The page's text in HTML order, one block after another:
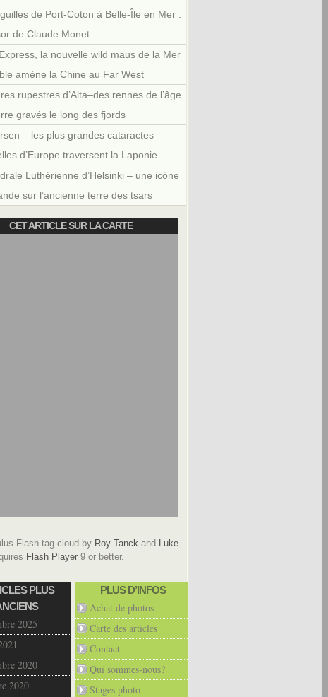
de Port-Coton à Belle-Île en Mer :
de Claude Monet
la nouvelle wild maus de la Mer
amène la Chine au Far West
rupestres d’Alta–des rennes de l’âge
gravés le long des fjords
– les plus grandes cataractes
d’Europe traversent la Laponie
Luthérienne d’Helsinki – une icône
sur l’ancienne terre des tsars
CET ARTICLE SUR LA CARTE
Flash tag cloud by Roy Tanck and Luke
Flash Player 9 or better.
PLUS
2025
2020
2020
PLUS D’INFOS
Achat de photos
Carte des articles
Contact
Qui sommes-nous?
Stages photo